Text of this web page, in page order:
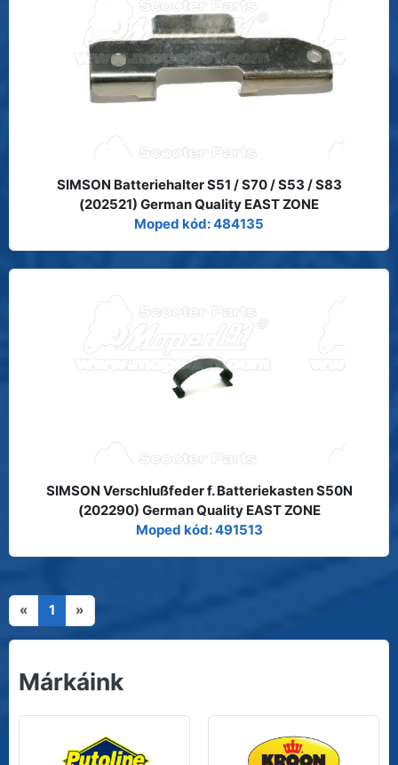
SIMSON Batteriehalter S51 / S70 / S53 / S83
(202521) German Quality EAST ZONE
Moped kód: 484135
SIMSON Verschlußfeder f. Batteriekasten S50N
(202290) German Quality EAST ZONE
Moped kód: 491513
« 1 »
Márkáink